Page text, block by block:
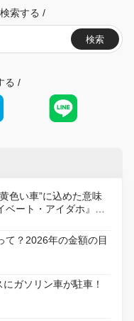
索する /
検索
る /
色い車”に込めた意味
ベート・アイダホ』が
復活
て？2026年の金額の目
ガソリン車が駐車！